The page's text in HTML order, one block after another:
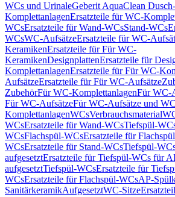
WCs und UrinaleGeberit AquaClean
KomplettanlagenErsatzteile für WC-
WCsErsatzteile für Wand-WCsStand-WCs
WCsWC-AufsätzeErsatzteile für WC-
KeramikenErsatzteile für Für WC-
KeramikenDesignplattenErsatzteile für
KomplettanlagenErsatzteile für Für WC-
AufsätzeErsatzteile für Für WC-Aufsätze
ZubehörFür WC-KomplettanlagenFür WC-
Für WC-AufsätzeFür WC-Aufsätze und
KomplettanlagenWCsVerbrauchsmaterial
WCsErsatzteile für Wand-WCsTiefspül-
WCsFlachspül-WCsErsatzteile für
WCsErsatzteile für Stand-WCsTiefspül-
aufgesetztErsatzteile für Tiefspül-WCs für
aufgesetztTiefspül-WCsErsatzteile für
WCsErsatzteile für Flachspül-WCsAP-
SanitärkeramikAufgesetztWC-Sitze